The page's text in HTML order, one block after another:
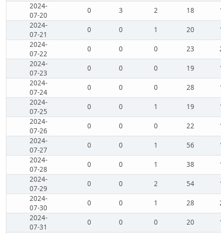
2024-
07-20
0 3 2 18
2024-
07-21
0 0 1 20
2024-
07-22
0 0 0 23
2024-
07-23
0 0 0 19
2024-
07-24
0 0 0 28
2024-
07-25
0 0 1 19
2024-
07-26
0 0 0 22
2024-
07-27
0 0 1 56
2024-
07-28
0 0 1 38
2024-
07-29
0 0 2 54
2024-
07-30
0 0 1 28
2024-
07-31
0 0 0 20